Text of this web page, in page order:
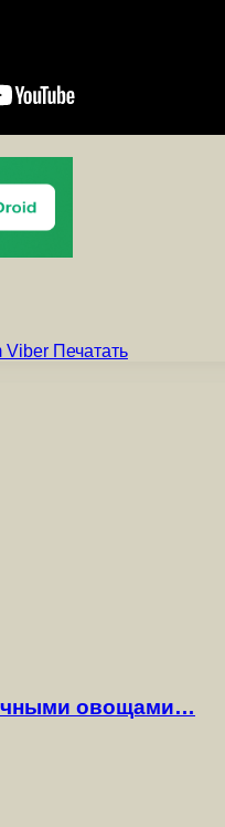
Viber Печатать
овощами…